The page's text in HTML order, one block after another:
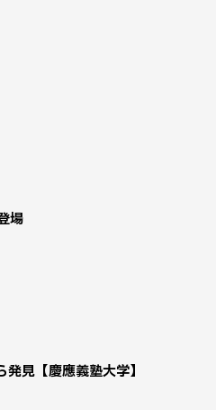
場
見【慶應義塾大学】